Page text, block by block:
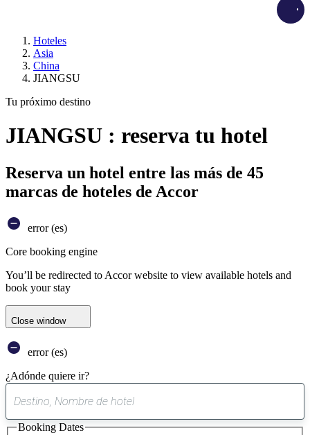
Hoteles
Asia
China
JIANGSU
Tu próximo destino
JIANGSU : reserva tu hotel
Reserva un hotel entre las más de 45
marcas de hoteles de Accor
error (es)
Core booking engine
You’ll be redirected to Accor website to view available hotels and
book your stay
Close window
error (es)
¿Adónde quiere ir?
sugerencia
encontrada
Booking Dates